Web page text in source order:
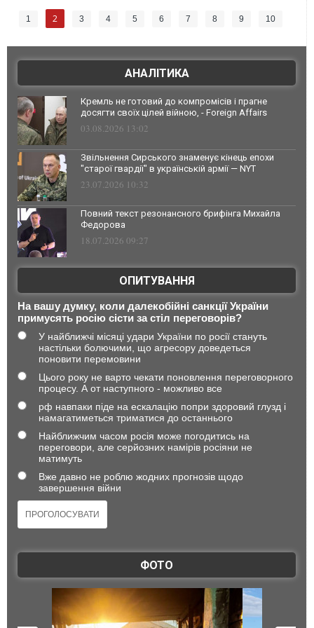
1 2 3 4 5 6 7 8 9 10
АНАЛІТИКА
Кремль не готовий до компромісів і прагне
досягти своїх цілей війною, - Foreign Affairs
03.08.2026 13:02
Звільнення Сирського знаменує кінець епохи
"старої гвардії" в українській армії — NYT
23.07.2026 10:32
Повний текст резонансного брифінга Михайла
Федорова
18.07.2026 09:27
ОПИТУВАННЯ
На вашу думку, коли далекобійні санкції України
примусять росію сісти за стіл переговорів?
У найближчі місяці удари України по росії стануть
настільки болючими, що агресору доведеться
поновити перемовини
Цього року не варто чекати поновлення переговорного
процесу. А от наступного - можливо все
рф навпаки піде на ескалацію попри здоровий глузд і
намагатиметься триматися до останнього
Найближчим часом росія може погодитись на
переговори, але серйозних намірів росіяни не
матимуть
Вже давно не роблю жодних прогнозів щодо
завершення війни
ФОТО